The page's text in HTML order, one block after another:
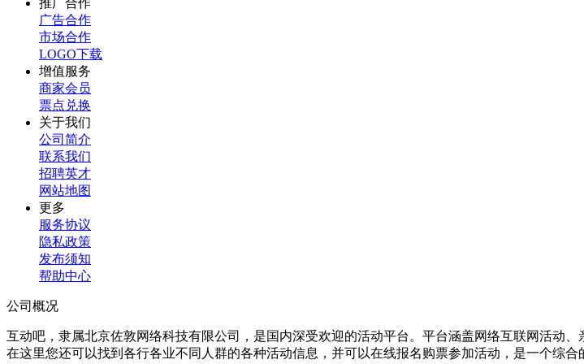
推广合作
广告合作
市场合作
LOGO下载
增值服务
商家会员
票点兑换
关于我们
公司简介
联系我们
招聘英才
网站地图
更多
服务协议
隐私政策
发布须知
帮助中心
公司概况
互动吧，隶属北京佐敦网络科技有限公司，是国内深受欢迎的活动平台。平台涵盖网络互联网活动
在这里您还可以找到各行各业不同人群的各种活动信息，并可以在线报名购票参加活动，是一个综合